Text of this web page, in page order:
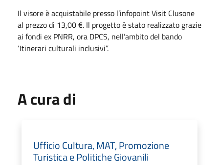
Il visore è acquistabile presso l’infopoint Visit Clusone
al prezzo di 13,00 €. Il progetto è stato realizzato grazie
ai fondi ex PNRR, ora DPCS, nell’ambito del bando
‘Itinerari culturali inclusivi”.
A cura di
Ufficio Cultura, MAT, Promozione
Turistica e Politiche Giovanili